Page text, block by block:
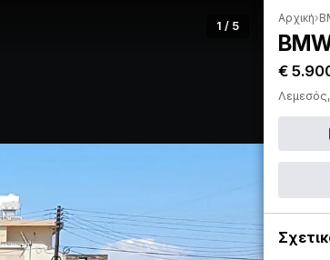
1 / 5
Αρχική›
€